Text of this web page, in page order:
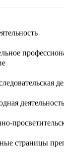
деятельность
страницы